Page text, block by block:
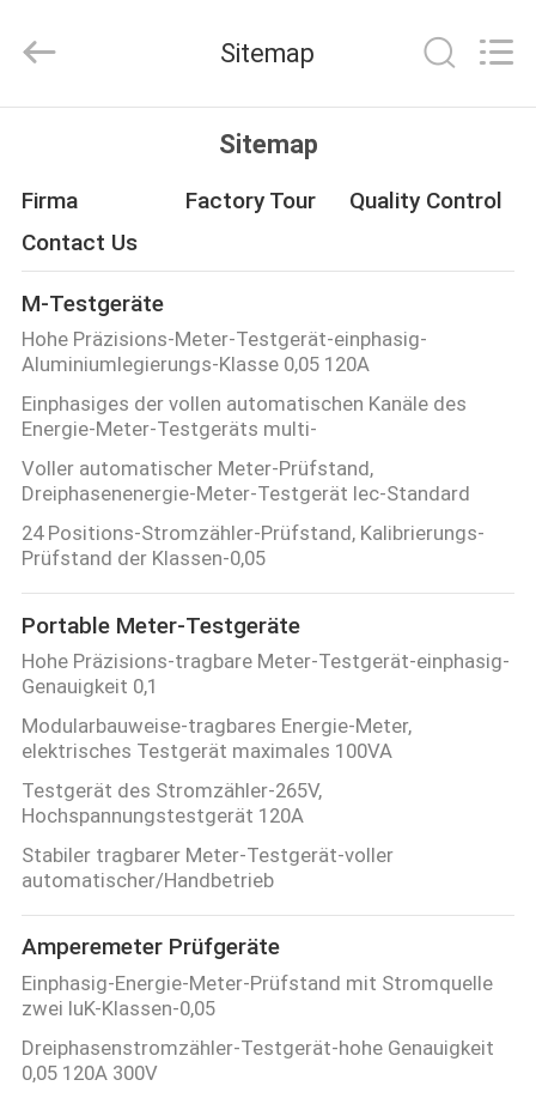
PRODUKTE
ÜBER
UNS
FABRIK-
AUSFLUG
QUALITÄTSKONTROLLE
TRETEN
SIE
MIT
UNS
IN
VERBINDUNG
FORDERN
SIE
EIN
ZITAT
SITEMAP
Ltd..
Reserved.
Sitemap
Sitemap
Firma Factory Tour
Quality Control
Contact Us
M-Testgeräte
Hohe Präzisions-Meter-Testgerät-einphasig-
Aluminiumlegierungs-Klasse 0,05 120A
Einphasiges der vollen automatischen Kanäle des
Energie-Meter-Testgeräts multi-
Voller automatischer Meter-Prüfstand,
Dreiphasenenergie-Meter-Testgerät Iec-Standard
24 Positions-Stromzähler-Prüfstand, Kalibrierungs-
Prüfstand der Klassen-0,05
Portable Meter-Testgeräte
Hohe Präzisions-tragbare Meter-Testgerät-einphasig-
Genauigkeit 0,1
Modularbauweise-tragbares Energie-Meter,
elektrisches Testgerät maximales 100VA
Testgerät des Stromzähler-265V,
Hochspannungstestgerät 120A
Stabiler tragbarer Meter-Testgerät-voller
automatischer/Handbetrieb
Amperemeter Prüfgeräte
Einphasig-Energie-Meter-Prüfstand mit Stromquelle
zwei IuK-Klassen-0,05
Dreiphasenstromzähler-Testgerät-hohe Genauigkeit
0,05 120A 300V